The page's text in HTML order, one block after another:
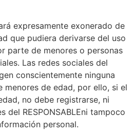
expresamente exonerado de
que pudiera derivarse del uso
parte de menores o personas
Las redes sociales del
conscientemente ninguna
menores de edad, por ello, si el
no debe registrarse, ni
del RESPONSABLEni tampoco
personal.